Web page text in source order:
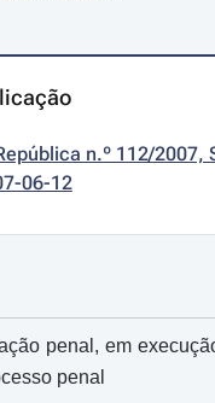
n.º 112/2007,
06-12
penal, em
penal